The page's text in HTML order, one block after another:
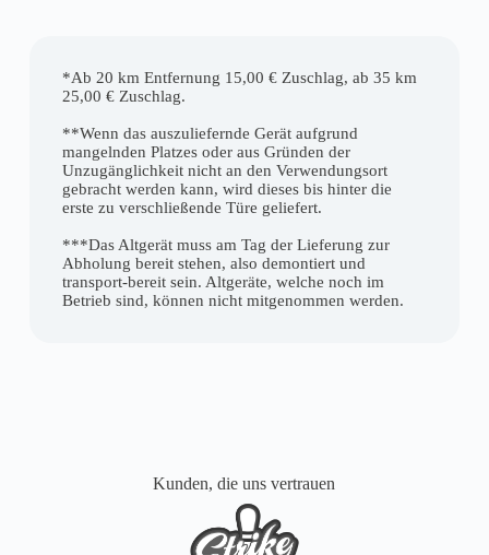
*Ab 20 km Entfernung 15,00 € Zuschlag, ab 35 km
25,00 € Zuschlag.
**Wenn das auszuliefernde Gerät aufgrund
mangelnden Platzes oder aus Gründen der
Unzugänglichkeit nicht an den Verwendungsort
gebracht werden kann, wird dieses bis hinter die
erste zu verschließende Türe geliefert.
***Das Altgerät muss am Tag der Lieferung zur
Abholung bereit stehen, also demontiert und
transport-bereit sein. Altgeräte, welche noch im
Betrieb sind, können nicht mitgenommen werden.
Kunden, die uns vertrauen